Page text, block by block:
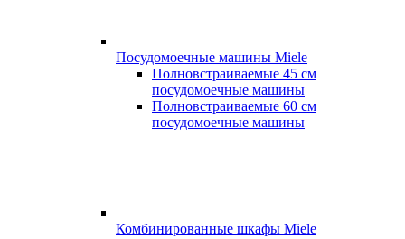
Посудомоечные машины Miele
Полновстраиваемые 45 см
посудомоечные машины
Полновстраиваемые 60 см
посудомоечные машины
Комбинированные шкафы Miele